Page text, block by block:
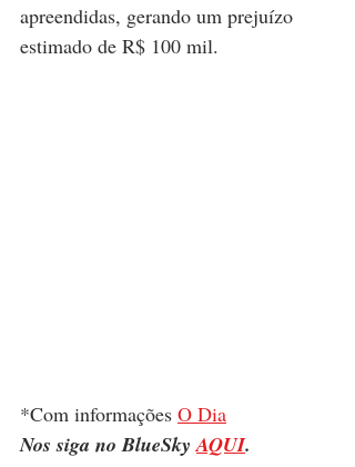
apreendidas, gerando um prejuízo
estimado de R$ 100 mil.
*Com informações O Dia
Nos siga no BlueSky AQUI.